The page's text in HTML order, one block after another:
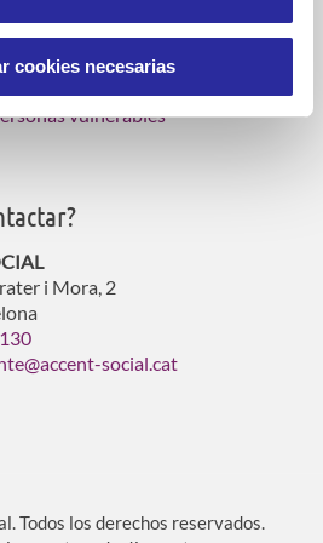
cookies necesarias
domiciliaria
para mayores
vulnerables
i Mora, 2
social.cat
Todos los derechos reservados.